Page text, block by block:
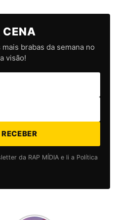
CENA
brabas da semana no
visão!
da RAP MÍDIA e li a Política